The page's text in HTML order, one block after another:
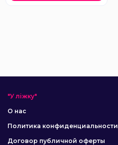
"У ліжку"
О нас
Политика конфиденциальности
Договор публичной оферты